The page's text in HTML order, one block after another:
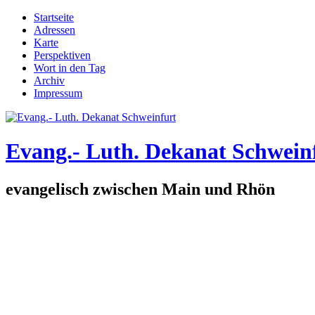
Direkt zum Inhalt
Hauptmenü
Startseite
Adressen
Karte
Perspektiven
Wort in den Tag
Archiv
Impressum
Evang.- Luth. Dekanat
evangelisch zwischen Main und Rhön